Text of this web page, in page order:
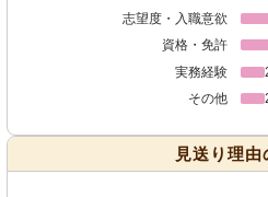
志望度・入職意欲
資格・免許
実務経験
その他
見送り理由